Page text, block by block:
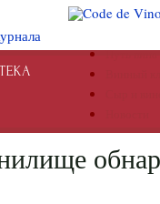
Путь вина